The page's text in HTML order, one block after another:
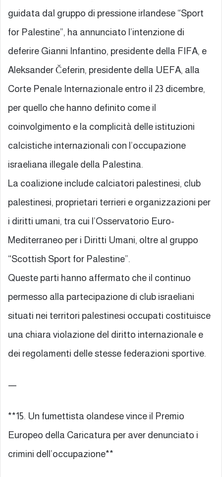
guidata dal gruppo di pressione irlandese “Sport
for Palestine”, ha annunciato l’intenzione di
deferire Gianni Infantino, presidente della FIFA, e
Aleksander Čeferin, presidente della UEFA, alla
Corte Penale Internazionale entro il 23 dicembre,
per quello che hanno definito come il
coinvolgimento e la complicità delle istituzioni
calcistiche internazionali con l’occupazione
israeliana illegale della Palestina.
La coalizione include calciatori palestinesi, club
palestinesi, proprietari terrieri e organizzazioni per
i diritti umani, tra cui l’Osservatorio Euro-
Mediterraneo per i Diritti Umani, oltre al gruppo
“Scottish Sport for Palestine”.
Queste parti hanno affermato che il continuo
permesso alla partecipazione di club israeliani
situati nei territori palestinesi occupati costituisce
una chiara violazione del diritto internazionale e
dei regolamenti delle stesse federazioni sportive.
—
**15. Un fumettista olandese vince il Premio
Europeo della Caricatura per aver denunciato i
crimini dell’occupazione**